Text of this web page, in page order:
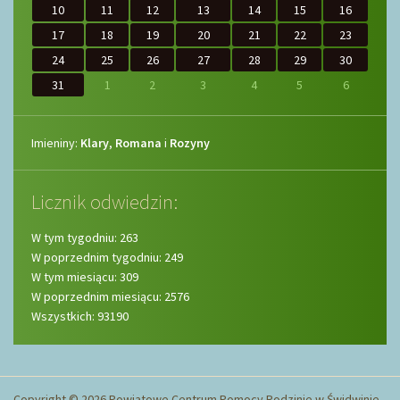
10 11 12 13 14 15
16
17
18 19 20 21 22
23
24
25 26 27 28 29
30
31
1 2 3 4 5 6
Imieniny
Imieniny: Klary, Romana i Rozyny
Licznik odwiedzin:
W tym tygodniu: 263
W poprzednim tygodniu: 249
W tym miesiącu: 309
W poprzednim miesiącu: 2576
Wszystkich: 93190